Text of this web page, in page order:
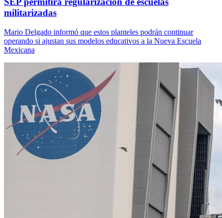
militarizadas
Mario Delgado informó que estos planteles podrán continuar
operando si ajustan sus modelos educativos a la Nueva Escuela
Mexicana